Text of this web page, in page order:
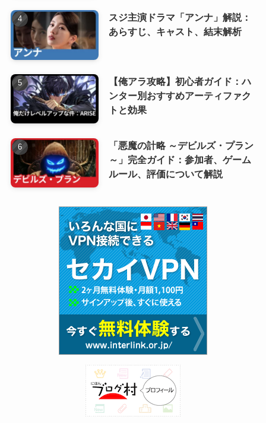
スジ主演ドラマ「アンナ」解説：
あらすじ、キャスト、結末解析
【俺アラ攻略】初心者ガイド：ハ
ンター別おすすめアーティファク
トと効果
「悪魔の計略 ～デビルズ・プラン
～」完全ガイド：参加者、ゲーム
ルール、評価について解説